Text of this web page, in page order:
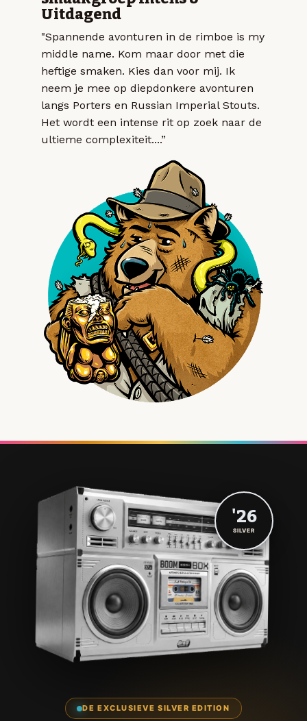
Uitdagend
"Spannende avonturen in de rimboe is my
middle name. Kom maar door met die
heftige smaken. Kies dan voor mij. Ik
neem je mee op diepdonkere avonturen
langs Porters en Russian Imperial Stouts.
Het wordt een intense rit op zoek naar de
ultieme complexiteit....”
DE EXCLUSIEVE SILVER EDITION
'26
SILVER